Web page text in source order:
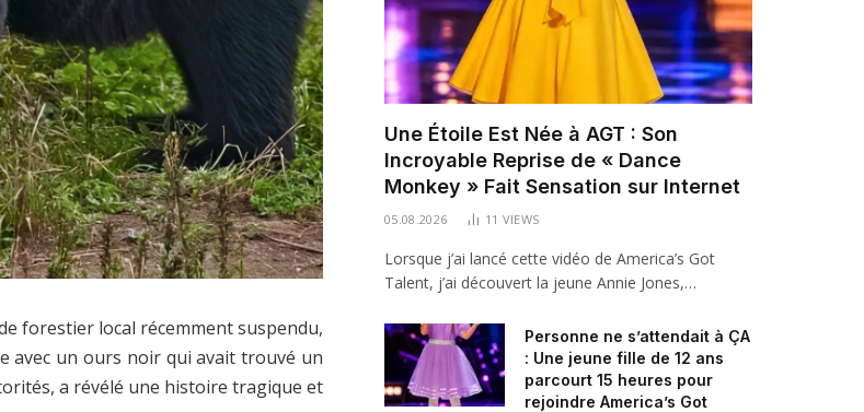
forestier local récemment suspendu,
avec un ours noir qui avait trouvé un
a révélé une histoire tragique et
Une Étoile Est Née à AGT : Son
Incroyable Reprise de « Dance
Monkey » Fait Sensation sur Internet
05.08.2026 11 VIEWS
Lorsque j’ai lancé cette vidéo de America’s Got
Talent, j’ai découvert la jeune Annie Jones,…
Personne ne s’attendait à ÇA
: Une jeune fille de 12 ans
parcourt 15 heures pour
rejoindre America’s Got